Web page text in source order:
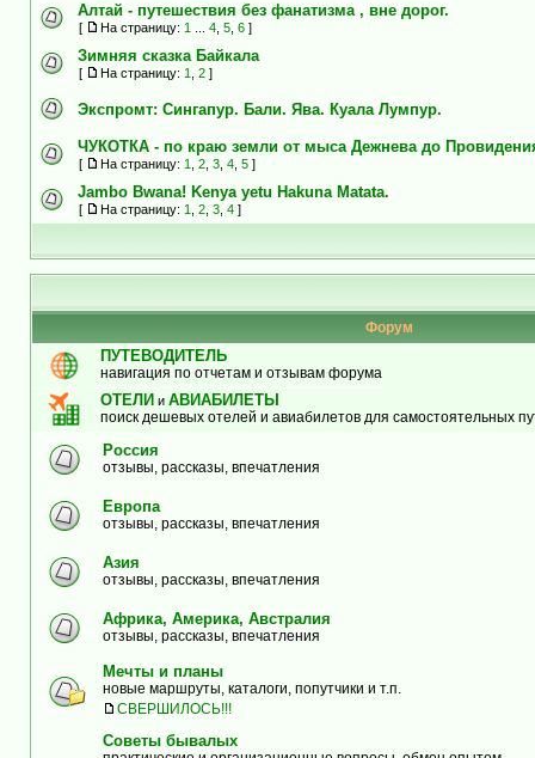
Алтай - путешествия без фанатизма , вне дорог.
[ На страницу: 1 4 5 6 ]
Зимняя сказка Байкала
[ На страницу: 1 2 ]
Экспромт: Сингапур. Бали. Ява. Куала Лумпур.
ЧУКОТКА - по краю земли от мыса Дежнева до
[ На страницу: 1 2 3 4 5 ]
Jambo Bwana! Kenya yetu Hakuna Matata.
[ На страницу: 1 2 3 4 ]
Форум
ПУТЕВОДИТЕЛЬ
навигация по отчетам и отзывам форума
ОТЕЛИ и АВИАБИЛЕТЫ
поиск дешевых отелей и авиабилетов для самостоятельных
Россия
отзывы, рассказы, впечатления
Европа
отзывы, рассказы, впечатления
Азия
отзывы, рассказы, впечатления
Африка, Америка, Австралия
отзывы, рассказы, впечатления
Мечты и планы
новые маршруты, каталоги, попутчики и т.п.
СВЕРШИЛОСЬ!!!
Советы бывалых